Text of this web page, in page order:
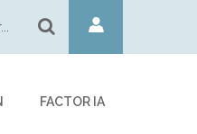
FACTOR IA